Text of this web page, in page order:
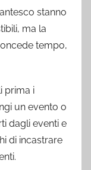
stanno
ma la
tempo,
prima i
un evento o
dagli eventi e
di incastrare